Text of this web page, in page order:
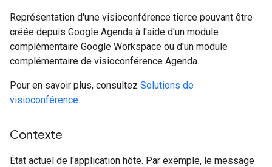
Représentation d'une visioconférence tierce pouvant être
créée depuis Google Agenda à l'aide d'un module
complémentaire Google Workspace ou d'un module
complémentaire de visioconférence Agenda.
Pour en savoir plus, consultez Solutions de
visioconférence.
Contexte
État actuel de l'application hôte. Par exemple, le message